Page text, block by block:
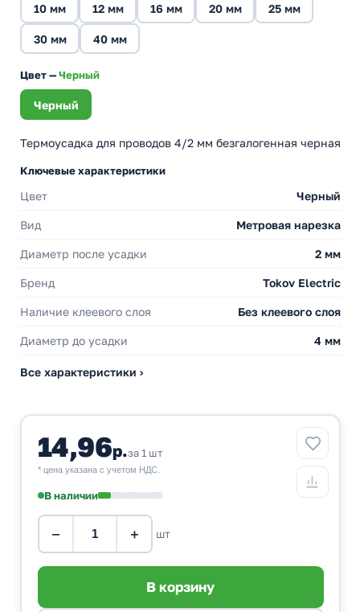
10 мм 12 мм 16 мм 20 мм 25 мм
30 мм 40 мм
Цвет —Черный
Черный
Термоусадка для проводов 4/2 мм безгалогенная черная
Ключевые характеристики
Цвет Черный
Вид Метровая нарезка
Диаметр после усадки 2 мм
Бренд Tokov Electric
Наличие клеевого слоя Без клеевого слоя
Диаметр до усадки 4 мм
Все характеристики ›
14,96р.за 1 шт
* цена указана с учетом НДС.
В наличии
− + шт